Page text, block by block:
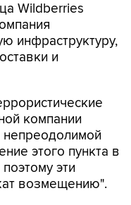
Wildberries
инфраструктуру,
и
компании
непреодолимой
этого пункта в
эти
возмещению".